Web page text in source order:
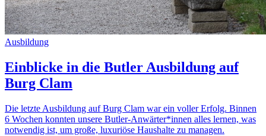
Ausbildung
Einblicke in die Butler Ausbildung auf
Burg Clam
Die letzte Ausbildung auf Burg Clam war ein voller Erfolg. Binnen
6 Wochen konnten unsere Butler-Anwärter*innen alles lernen, was
notwendig ist, um große, luxuriöse Haushalte zu managen.